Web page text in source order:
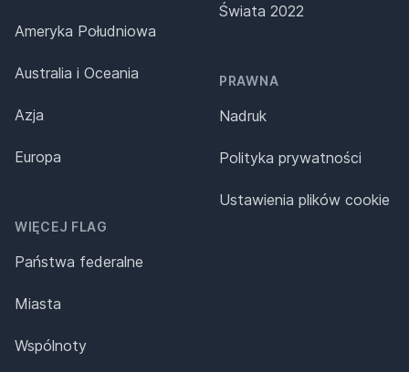
Ameryka Południowa
Australia i Oceania
Azja
Europa
WIĘCEJ FLAG
Państwa federalne
Miasta
Wspólnoty
Świata 2022
PRAWNA
Nadruk
Polityka prywatności
Ustawienia plików cookie